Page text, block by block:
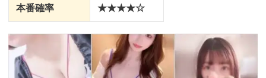
本番確率 ★★★★☆